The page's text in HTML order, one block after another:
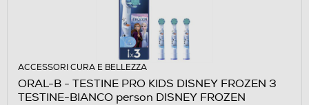
ACCESSORI CURA E BELLEZZA
ORAL-B - TESTINE PRO KIDS DISNEY FROZEN 3
TESTINE-BIANCO person DISNEY FROZEN